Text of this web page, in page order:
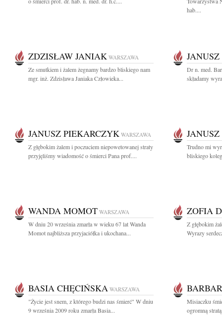
hab....
ZDZISŁAW JANIAK WARSZAWA
Ze smutkiem i żalem żegnamy bardzo bliskiego nam
mgr. inż. Zdzisława Janiaka Człowieka...
Dr n. med.
składamy
JANUSZ PIEKARCZYK WARSZAWA
Z głębokim żalem i poczuciem niepowetowanej straty
przyjęliśmy wiadomość o śmierci Pana prof....
Trudno mi
bliskiego
WANDA MOMOT WARSZAWA
W dniu 20 września zmarła w wieku 67 lat Wanda
Momot najbliższa przyjaciółka i ukochana...
ZOFIA
Z głębokim
Wyrazy
BASIA CHĘCIŃSKA WARSZAWA
"Życie jest snem, z którego budzi nas śmierć" W dniu
9 września 2009 roku zmarła Basia...
Misiaczku
ogromną